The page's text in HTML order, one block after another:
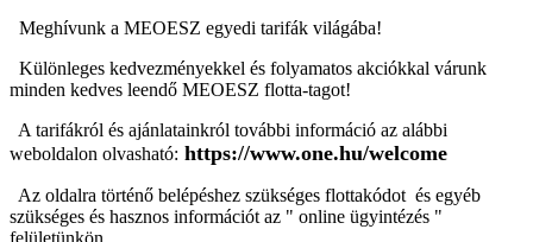
Meghívunk a MEOESZ egyedi tarifák világába!
Különleges kedvezményekkel és folyamatos akciókkal várunk
minden kedves leendő MEOESZ flotta-tagot!
A tarifákról és ajánlatainkról további információ az alábbi
weboldalon olvasható: https://www.one.hu/welcome
Az oldalra történő belépéshez szükséges flottakódot és egyéb
szükséges és hasznos információt az " online ügyintézés "
felületünkön